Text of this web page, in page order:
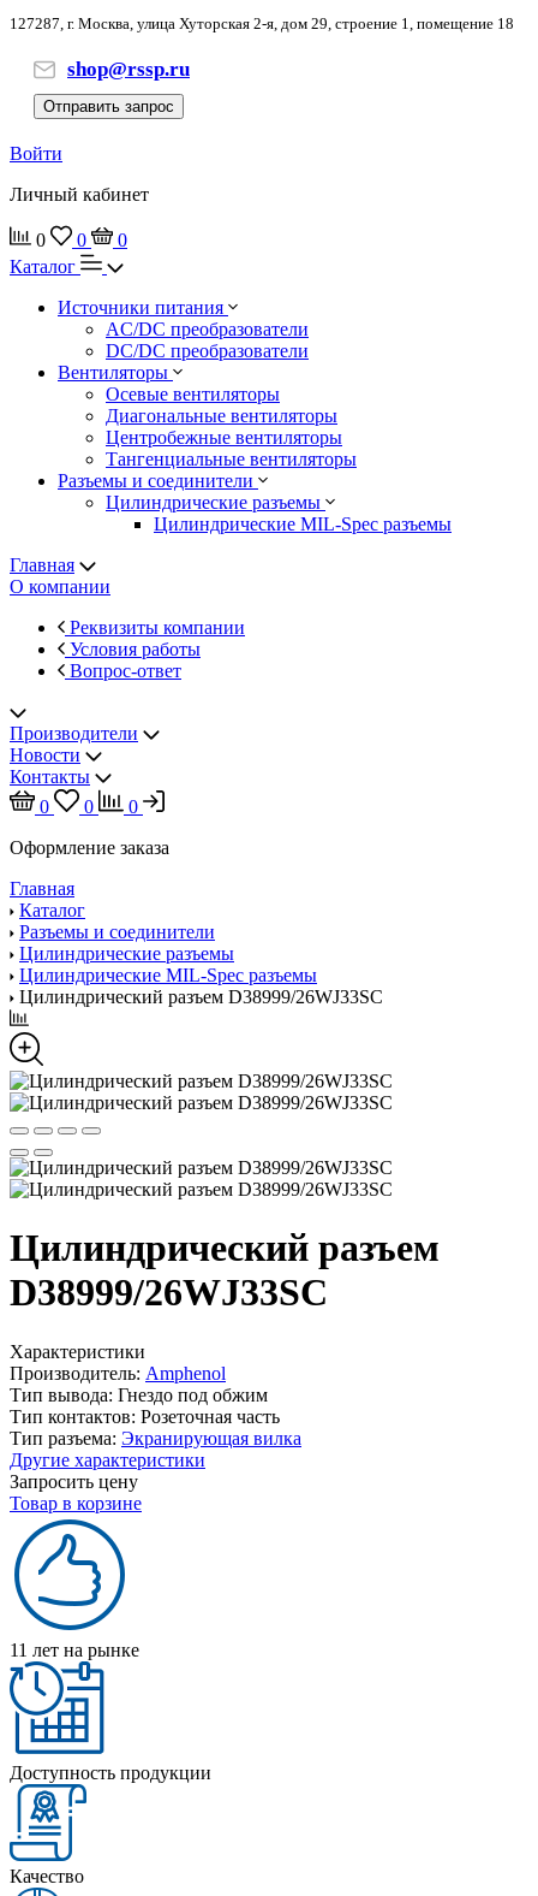
127287, г. Москва, улица Хуторская 2-я, дом 29, строение 1, помещение 18
shop@rssp.ru
Отправить запрос
Войти
Личный кабинет
0 0
0
Каталог
Источники питания
AC/DC преобразователи
DC/DC преобразователи
Вентиляторы
Осевые вентиляторы
Диагональные вентиляторы
Центробежные вентиляторы
Тангенциальные вентиляторы
Разъемы и соединители
Цилиндрические разъемы
Цилиндрические MIL-Spec разъемы
Главная
О компании
Реквизиты компании
Условия работы
Вопрос-ответ
Производители
Новости
Контакты
0
0
0
Оформление заказа
Главная
Каталог
Разъемы и соединители
Цилиндрические разъемы
Цилиндрические MIL-Spec разъемы
Цилиндрический разъем D38999/26WJ33SC
Цилиндрический разъем
D38999/26WJ33SC
Характеристики
Производитель: Amphenol
Тип вывода: Гнездо под обжим
Тип контактов: Розеточная часть
Тип разъема: Экранирующая вилка
Другие характеристики
Запросить цену
Товар в корзине
11 лет на рынке
Доступность продукции
Качество